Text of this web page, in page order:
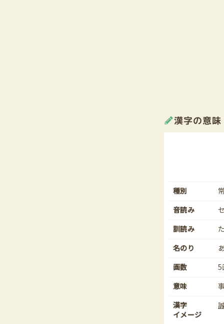
漢字の意味
種別
音読み
訓読み
名のり
画数
5
意味
漢字
イメージ